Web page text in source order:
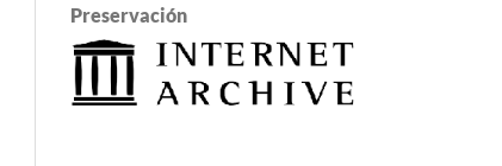
Preservación